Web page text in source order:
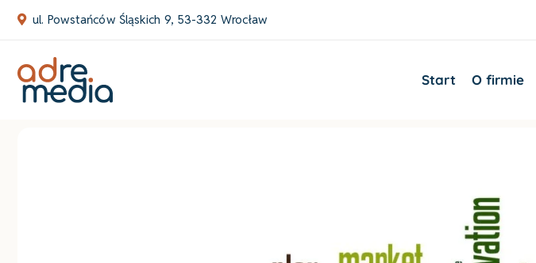
Skip
ul. Powstańców Śląskich 9, 53-332 Wrocław
Start O firmie